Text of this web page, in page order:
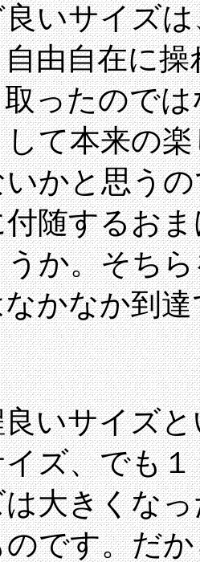
いサイズ
由自在に
ったので
て本来の
かと思う
随するお
か。そち
かなか到
いサイズ
ズ、でも
大きくな
です。だ